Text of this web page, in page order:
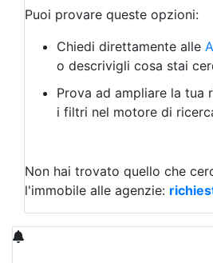
Agriturismo
Magazzini
Capannoni
Uffici
Terreni in Vendita
Qualsiasi
Puoi provare queste opzioni:
Chiedi direttamente alle
o descrivigli cosa stai
Prova ad ampliare la tua
i filtri nel motore di
Non hai trovato quello che
l'immobile alle agenzie: